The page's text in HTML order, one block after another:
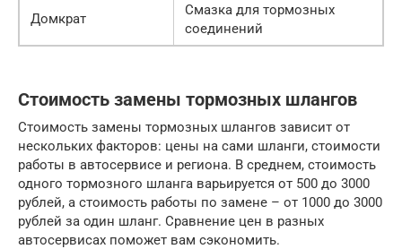
Домкрат
Смазка для тормозных
соединений
Стоимость замены тормозных шлангов
Стоимость замены тормозных шлангов зависит от
нескольких факторов: цены на сами шланги, стоимости
работы в автосервисе и региона. В среднем, стоимость
одного тормозного шланга варьируется от 500 до 3000
рублей, а стоимость работы по замене – от 1000 до 3000
рублей за один шланг. Сравнение цен в разных
автосервисах поможет вам сэкономить.